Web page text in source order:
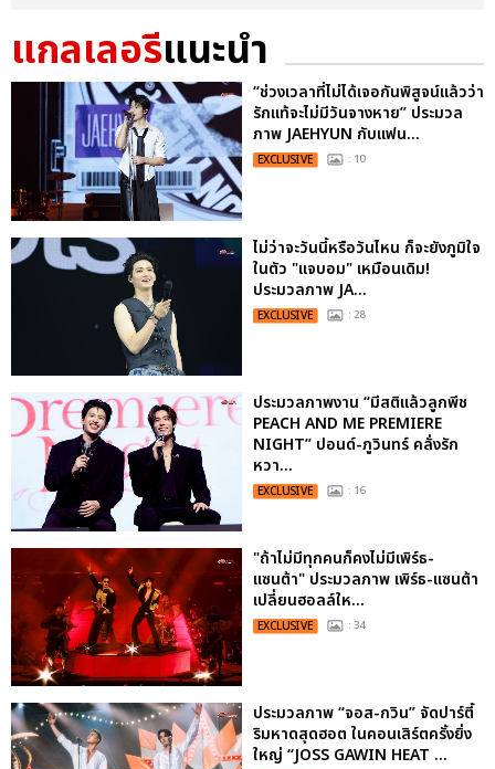
แกลเลอรีแนะนำ
“ช่วงเวลาที่ไม่ได้เจอกันพิสูจน์แล้วว่า
รักแท้จะไม่มีวันจางหาย” ประมวล
ภาพ JAEHYUN กับแฟน...
EXCLUSIVE : 10
ไม่ว่าจะวันนี้หรือวันไหน ก็จะยังภูมิใจ
ในตัว "แจบอม" เหมือนเดิม!
ประมวลภาพ JA...
EXCLUSIVE : 28
ประมวลภาพงาน “มีสติแล้วลูกพีช
PEACH AND ME PREMIERE
NIGHT” ปอนด์-ภูวินทร์ คลั่งรัก
หวา...
EXCLUSIVE : 16
"ถ้าไม่มีทุกคนก็คงไม่มีเพิร์ธ-
แซนต้า" ประมวลภาพ เพิร์ธ-แซนต้า
เปลี่ยนฮอลล์ให...
EXCLUSIVE : 34
ประมวลภาพ “จอส-กวิน” จัดปาร์ตี้
ริมหาดสุดฮอต ในคอนเสิร์ตครั้งยิ่ง
ใหญ่ “JOSS GAWIN HEAT ...